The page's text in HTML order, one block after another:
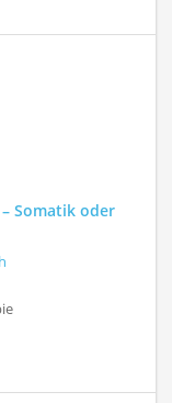
Somatik oder